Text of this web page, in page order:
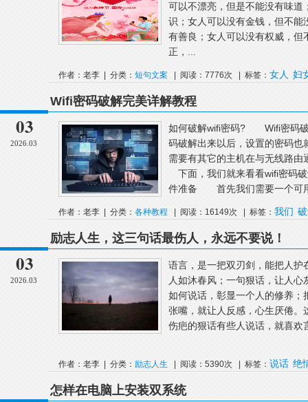
可以不漂亮，但是不能没有味
识；女人可以没有金钱，但不
有善良；女人可以没有权威，
正，...
作者：老李 | 分类： 短句文案 | 阅读：7776次 | 标签： 女人 妇
03
2026.03
Wifi密码破解完美详解教程
如何破解wifi密码? Wifi密码破
码破解出来以后，设置的密码
需要有其它的主机在与无线路
下面，我们就来看看wifi密
件准备 首先我们需要一个可
作者：老李 | 分类： 各种教程 | 阅读：16149次 | 标签： 我们
03
2026.03
励志人生，这三句话最伤人，永远不要说！
语言，是一把双刃剑，能把人
人如沐春风；一句狠话，让人
如何说话，彰显一个人的修养
张嘴，就让人反感，心生厌倦
伤疤的狠话有些人说话，就喜
作者：老李 | 分类： 励志人生 | 阅读：5390次 | 标签： 说话 绝
怎样在电脑上安装双系统